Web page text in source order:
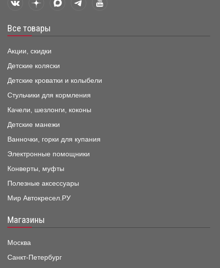
Все товары
Акции, скидки
Детские коляски
Детские кроватки и колыбели
Стульчики для кормления
Качели, шезлонги, коконы
Детские манежи
Ванночки, горки для купания
Электронные помощники
Конверты, муфты
Полезные аксессуары
Мир Автокресел.РУ
Магазины
Москва
Санкт-Петербург